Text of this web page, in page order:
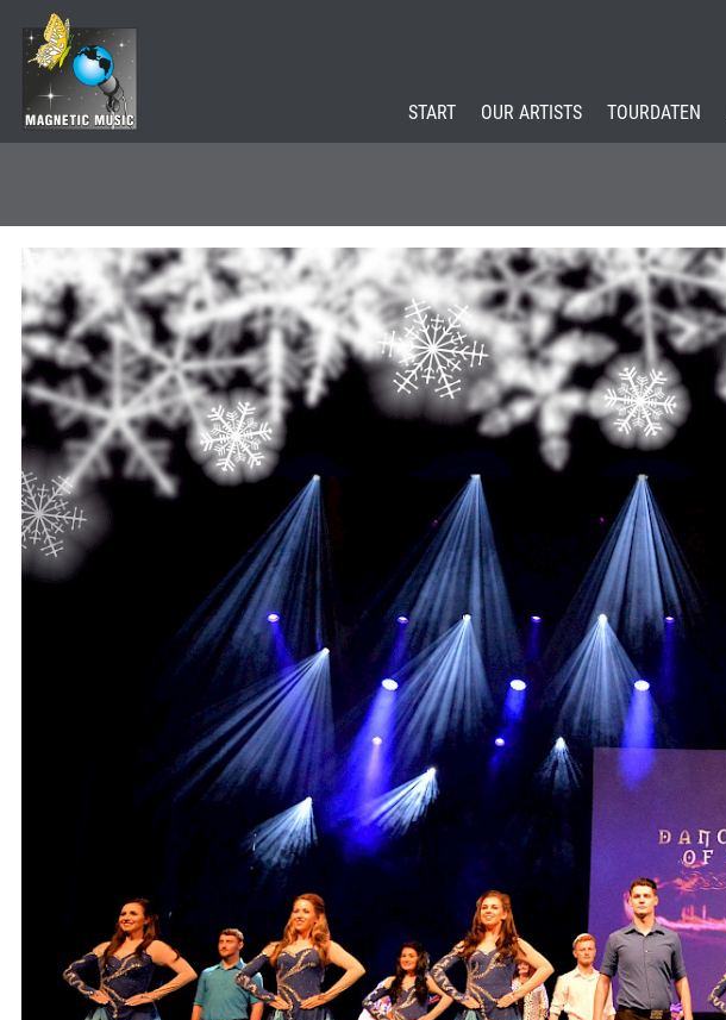
START OUR ARTISTS TOURDATEN